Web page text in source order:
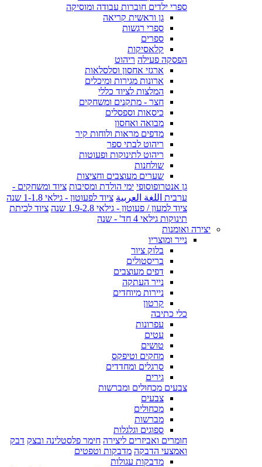
ספרי ילדים חוברות עבודה ומוסיקה
גן וראשית קריאה
ספרי רגשות
ספרים
קלאסיקות
הפסקה פעילה ריהוט
ארגזי אחסון וסלסלאות
ארונות מגירות ומיכלים
המלצות לציוד כללי
חצר - מתקנים ומשחקים
כיסאות וספסלים
מבואה ואחסון
מדפים מראות ולוחות קיר
ריהוט לבתי ספר
ריהוט לתינוקות ופעוטות
שולחנות
שערים מעוצבים וחציצות
גן אנטרופוסופי ימי הולדת ומסיבות ציוד ומשחקים -
ערבית اللغة العربية ציוד לפעוטון - גילאי 1-1.8 שנה
ציוד למעון / פעוטון - גילאי 1.9-2.8 שנה
ציוד לכיתת
תינוקות גילאי 4 חד' - שנה
יצירה ואומנות
נייר ומוצריו
בלוק ציור
בריסטולים
דפים מעוצבים
נייר העתקה
ניירות מיוחדים
קרטון
כלי כתיבה
עפרונות
עטים
טושים
מחקים וטיפקס
סרגלים ומחדדים
גירים
צבעים מכחולים ומברשות
צבעים
מכחולים
מברשות
ספוגים וגלגלות
חומרים ואביזרים ליצירה חימר פלסטלינה ובצק דבק
ואמצעי הדבקה מדבקות וטפטים
מדבקות עגולות